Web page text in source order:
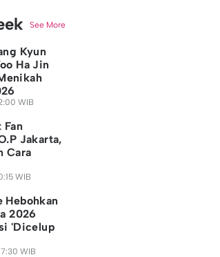
See More
Kyun
Ha Jin
WIB
Fan
Jakarta,
Cara
WIB
Hebohkan
2026
'Dicelup
WIB